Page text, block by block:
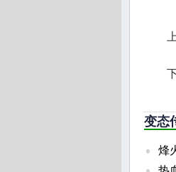
变态
烽